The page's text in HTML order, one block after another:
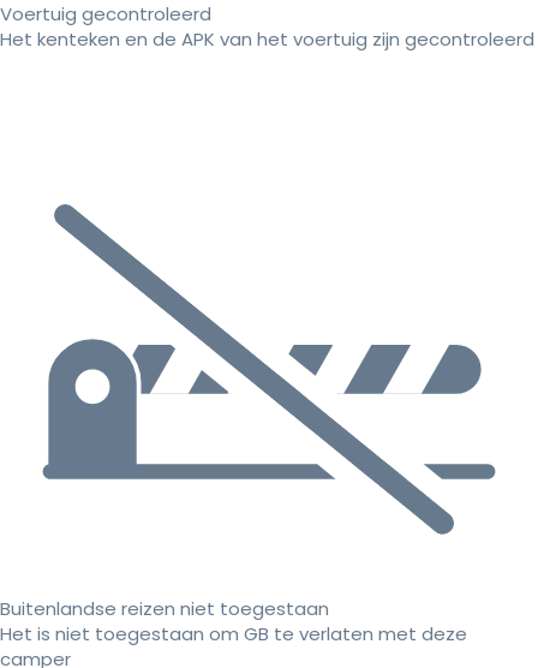
Voertuig gecontroleerd
Het kenteken en de APK van het voertuig zijn gecontroleerd
Buitenlandse reizen niet toegestaan
Het is niet toegestaan om GB te verlaten met deze
camper